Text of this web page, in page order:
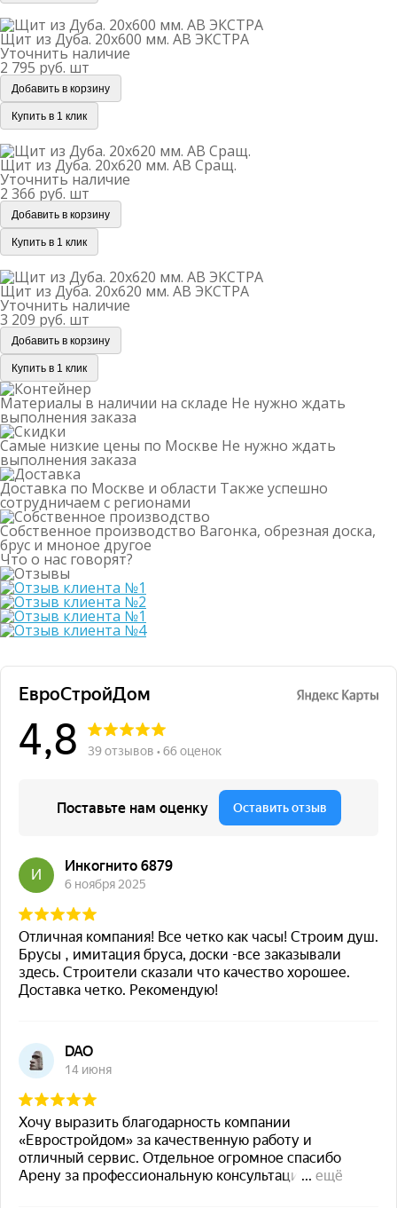
Щит из Дуба. 20х600 мм. AB ЭКСТРА
Уточнить наличие
2 795 руб. шт
Добавить в корзину
Купить в 1 клик
Щит из Дуба. 20х620 мм. AB Сращ.
Уточнить наличие
2 366 руб. шт
Добавить в корзину
Купить в 1 клик
Щит из Дуба. 20х620 мм. AB ЭКСТРА
Уточнить наличие
3 209 руб. шт
Добавить в корзину
Купить в 1 клик
Материалы в наличии на складе Не нужно ждать
выполнения заказа
Самые низкие цены по Москве Не нужно ждать
выполнения заказа
Доставка по Москве и области Также успешно
сотрудничаем с регионами
Собственное производство Вагонка, обрезная доска,
брус и мноное другое
Что о нас говорят?